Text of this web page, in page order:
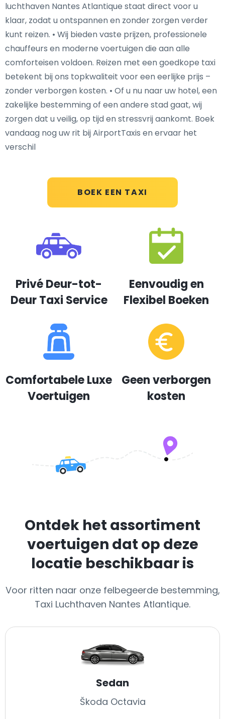
BOEK EEN TAXI
luchthaven Nantes Atlantique staat direct voor u
klaar, zodat u ontspannen en zonder zorgen verder
kunt reizen. • Wij bieden vaste prijzen, professionele
chauffeurs en moderne voertuigen die aan alle
comforteisen voldoen. Reizen met een goedkope taxi
betekent bij ons topkwaliteit voor een eerlijke prijs –
zonder verborgen kosten. • Of u nu naar uw hotel, een
zakelijke bestemming of een andere stad gaat, wij
zorgen dat u veilig, op tijd en stressvrij aankomt. Boek
vandaag nog uw rit bij AirportTaxis en ervaar het
verschil
Privé Deur-tot-
Deur Taxi Service
Eenvoudig en
Flexibel Boeken
Comfortabele Luxe
Voertuigen
Geen verborgen
kosten
Ontdek het assortiment
voertuigen dat op deze
locatie beschikbaar is
Voor ritten naar onze felbegeerde bestemming,
Taxi Luchthaven Nantes Atlantique.
Sedan
Škoda Octavia